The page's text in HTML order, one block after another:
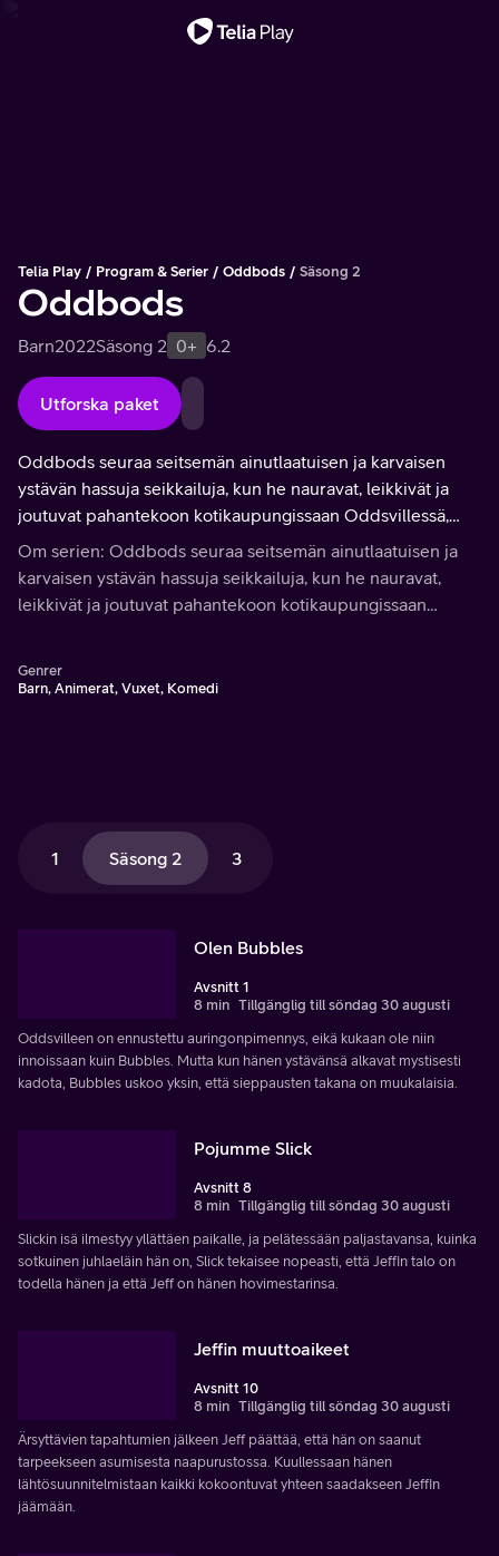
Telia Play Program & Serier Oddbods Säsong 2
Oddbods
Barn2022Säsong 2 0+ 6.2
Utforska paket
Oddbods seuraa seitsemän ainutlaatuisen ja karvaisen
ystävän hassuja seikkailuja, kun he nauravat, leikkivät ja
joutuvat pahantekoon kotikaupungissaan Oddsvillessä,
jossa tavallisimmillakin tilanteilla on odottamattomia
seurauksia.
Om serien: Oddbods seuraa seitsemän ainutlaatuisen ja
karvaisen ystävän hassuja seikkailuja, kun he nauravat,
leikkivät ja joutuvat pahantekoon kotikaupungissaan
Genrer
Barn, Animerat, Vuxet, Komedi
1 Säsong 2 3
Olen Bubbles
Avsnitt 1
8 min Tillgänglig till söndag 30 augusti
Oddsvilleen on ennustettu auringonpimennys, eikä kukaan ole niin
innoissaan kuin Bubbles. Mutta kun hänen ystävänsä alkavat mystisesti
kadota, Bubbles uskoo yksin, että sieppausten takana on muukalaisia.
Pojumme Slick
Avsnitt 8
8 min Tillgänglig till söndag 30 augusti
Slickin isä ilmestyy yllättäen paikalle, ja pelätessään paljastavansa, kuinka
sotkuinen juhlaeläin hän on, Slick tekaisee nopeasti, että Jeffin talo on
todella hänen ja että Jeff on hänen hovimestarinsa.
Jeffin muuttoaikeet
Avsnitt 10
8 min Tillgänglig till söndag 30 augusti
Ärsyttävien tapahtumien jälkeen Jeff päättää, että hän on saanut
tarpeekseen asumisesta naapurustossa. Kuullessaan hänen
lähtösuunnitelmistaan kaikki kokoontuvat yhteen saadakseen Jeffin
jäämään.